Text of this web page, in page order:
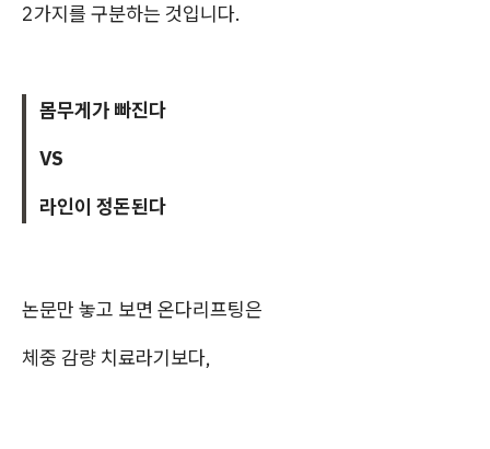
2가지를 구분하는 것입니다.
몸무게가 빠진다
VS
라인이 정돈된다
논문만 놓고 보면 온다리프팅은
체중 감량 치료라기보다,